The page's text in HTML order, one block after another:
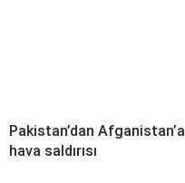
Pakistan’dan Afganistan’a
hava saldırısı